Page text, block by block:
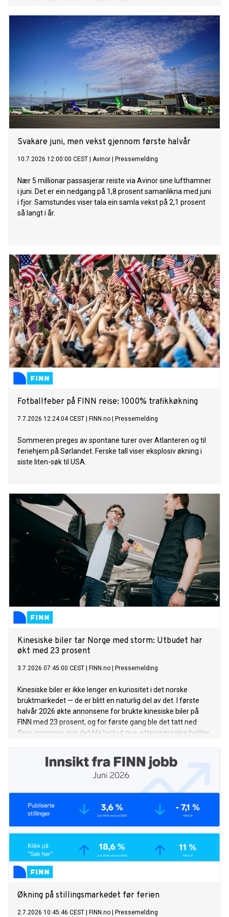
Svakare juni, men vekst gjennom første halvår
10.7.2026 12:00:00 CEST Avinor Pressemelding
Nær 5 millionar passasjerar reiste via Avinor sine lufthamner
i juni. Det er ein nedgang på 1,8 prosent samanlikna med juni
i fjor. Samstundes viser tala ein samla vekst på 2,1 prosent
så langt i år.
Fotballfeber på FINN reise: 1000% trafikkøkning
7.7.2026 12:24:04 CEST FINN.no Pressemelding
Sommeren preges av spontane turer over Atlanteren og til
feriehjem på Sørlandet. Ferske tall viser eksplosiv økning i
siste liten-søk til USA.
Kinesiske biler tar Norge med storm: Utbudet har
økt med 23 prosent
3.7.2026 07:45:00 CEST FINN.no Pressemelding
Kinesiske biler er ikke lenger en kuriositet i det norske
bruktmarkedet — de er blitt en naturlig del av det. I første
halvår 2026 økte annonsene for brukte kinesiske biler på
FINN med 23 prosent, og for første gang ble det tatt ned
flere annonser enn det ble lagt ut nye: etterspørselen holder
Økning på stillingsmarkedet før ferien
2.7.2026 10:45:46 CEST FINN.no Pressemelding